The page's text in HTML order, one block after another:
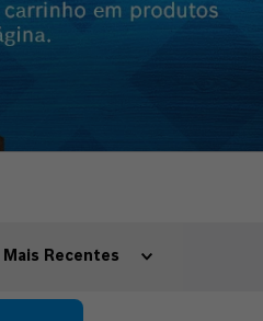
Mais Recentes